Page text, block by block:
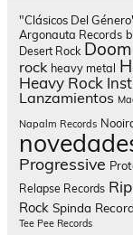
"Clásicos Del
Argonauta Records
Desert Rock Doom
rock heavy metal
Heavy Rock
Lanzamientos
Napalm Records
Progressive
Relapse Records
Rock Spinda
Tee Pee Records